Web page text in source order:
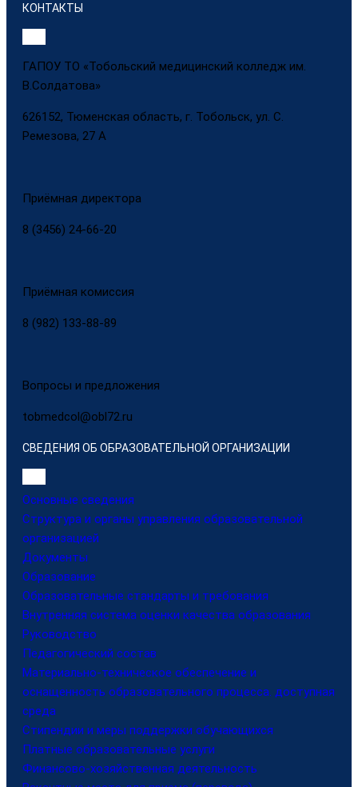
КОНТАКТЫ
ГАПОУ ТО «Тобольский медицинский колледж им.
В.Солдатова»
626152, Тюменская область, г. Тобольск, ул. С.
Ремезова, 27 А
Приёмная директора
8 (3456) 24-66-20
Приёмная комиссия
8 (982) 133-88-89
Вопросы и предложения
tobmedcol@obl72.ru
СВЕДЕНИЯ ОБ ОБРАЗОВАТЕЛЬНОЙ ОРГАНИЗАЦИИ
Основные сведения
Структура и органы управления образовательной
организацией
Документы
Образование
Образовательные стандарты и требования
Внутренняя система оценки качества образования
Руководство
Педагогический состав
Материально-техническое обеспечение и
оснащенность образовательного процесса. доступная
среда
Стипендии и меры поддержки обучающихся
Платные образовательные услуги
Финансово-хозяйственная деятельность